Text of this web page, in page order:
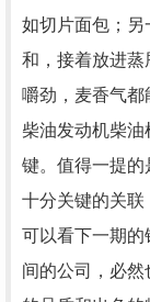
如切片面包；另
和，接着放进
嚼劲，麦香气
柴油发动机柴
键。值得一提
十分关键的关联
可以看下一期
间的公司，必